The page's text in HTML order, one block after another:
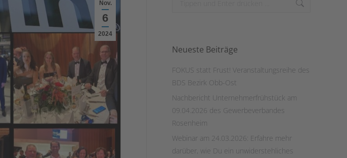
Nov.
6
2024
Neueste Beiträge
FOKUS statt Frust! Veranstaltungsreihe des
BDS Bezirk Obb-Ost
Nachbericht Unternehmerfrühstück am
09.04.2026 des Gewerbeverbandes
Rosenheim
Webinar am 24.03.2026: Erfahre mehr
darüber, wie Du ein unwiderstehliches